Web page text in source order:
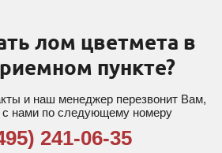
лом цветмета в
пункте?
и наш менеджер перезвонит Вам,
с нами по следующему номеру
241-06-35